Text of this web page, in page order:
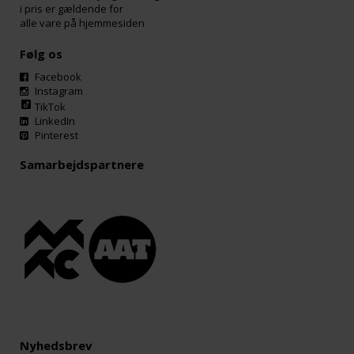
i pris er gældende for
alle vare på hjemmesiden
Følg os
Facebook
Instagram
TikTok
LinkedIn
Pinterest
Samarbejdspartnere
Nyhedsbrev